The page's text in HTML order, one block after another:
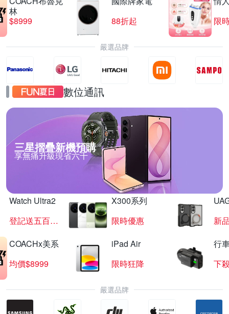
林
$8999
88折起
限
嚴選品牌
數位通訊
三星摺疊新機預購
享無痛升級現省六千
Watch Ultra2
登記送五百超贈點
X300系列
限時優惠
新
COACHx美系
均價$8999
iPad Air
限時狂降
行
下
嚴選品牌